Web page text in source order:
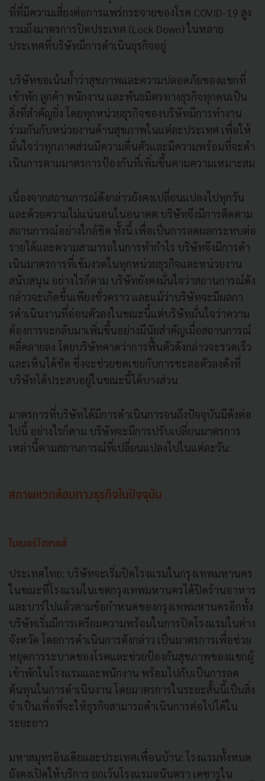
ที่ที่มีความเสี่ยงต่อการแพร่กระจายของโรค COVID-19 สูง
รวมถึงมาตรการปิดประเทศ (Lock Down) ในหลาย
ประเทศที่บริษัทมีการดําเนินธุรกิจอยู่
บริษัทขอเน้นยํ้าว่าสุขภาพและความปลอดภัยของแขกที่
เข้าพัก ลูกค้า พนักงาน และพันธมิตรทางธุรกิจทุกคนเป็น
สิ่งที่สําคัญยิ่ง โดยทุกหน่วยธุรกิจของบริษัทมีการทํางาน
ร่วมกันกับหน่วยงานด้านสุขภาพในแต่ละประเทศ เพื่อให้
มั่นใจว่าทุกภาคส่วนมีความตื่นตัวและมีความพร้อมที่จะดํา
เนินการตามมาตรการป้องกันที่เพิ่มขึ้นตามความเหมาะสม
เนื่องจากสถานการณ์ดังกล่าวยังคงเปลี่ยนแปลงไปทุกวัน
และด้วยความไม่แน่นอนในอนาคต บริษัทจึงมีการติดตาม
สถานการณ์อย่างใกล้ชิด ทั้งนี้ เพื่อเป็นการลดผลกระทบต่อ
รายได้และความสามารถในการทํากําไร บริษัทจึงมีการดํา
เนินมาตรการที่เข้มงวดในทุกหน่วยธุรกิจและหน่วยงาน
สนับสนุน อย่างไรก็ตาม บริษัทยังคงมั่นใจว่าสถานการณ์ดัง
กล่าวจะเกิดขึ้นเพียงชั่วคราว และแม้ว่าบริษัทจะมีผลกา
รดําเนินงานที่อ่อนตัวลงในขณะนี้แต่บริษัทมั่นใจว่าความ
ต้องการจะกลับมาเพิ่มขึ้นอย่างมีนัยสําคัญเมื่อสถานการณ์
คลี่คลายลง โดยบริษัทคาดว่าการฟื้นตัวดังกล่าวจะรวดเร็ว
และเห็นได้ชัด ซึ่งจะช่วยชดเชยกับการชะลอตัวลงดังที่
บริษัทได้ประสบอยู่ในขณะนี้ได้บางส่วน
มาตรการที่บริษัทได้มีการดําเนินการจนถึงปัจจุบันมีดังต่อ
ไปนี้ อย่างไรก็ตาม บริษัทจะมีการปรับเปลี่ยนมาตรการ
เหล่านี้ตามสถานการณ์ที่เปลี่ยนแปลงไปในแต่ละวัน:
สภาพแวดล้อมทางธุรกิจในปัจจุบัน
ไมเนอร์โฮเทลส์
ประเทศไทย: บริษัทจะเริ่มปิดโรงแรมในกรุงเทพมหานคร
ในขณะที่โรงแรมในเขตกรุงเทพมหานครได้ปิดร้านอาหาร
และบาร์ไปแล้วตามข้อกําหนดของกรุงเทพมหานครอีกทั้ง
บริษัทเริ่มมีการเตรียมความพร้อมในการปิดโรงแรมในต่าง
จังหวัด โดยการดําเนินการดังกล่าว เป็นมาตรการเพื่อช่วย
หยุดการระบาดของโรคและช่วยป้องกันสุขภาพของแขกผู้
เข้าพักในโรงแรมและพนักงาน พร้อมไปกับเป็นการลด
ต้นทุนในการดําเนินงาน โดยมาตรการในระยะสั้นนี้เป็นสิ่ง
จําเป็นเพื่อที่จะให้ธุรกิจสามารถดําเนินการต่อไปได้ใน
ระยะยาว
มหาสมุทรอินเดียและประเทศเพื่อนบ้าน: โรงแรมทั้งหมด
ยังคงเปิดให้บริการ ยกเว้นโรงแรมอนันตรา เดซารูใน